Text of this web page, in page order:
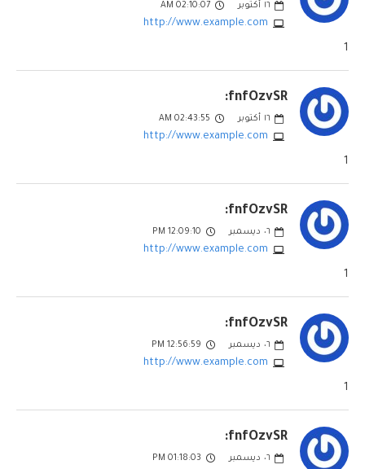
١٦ أكتوبر 02:10:07 AM
http://www.example.com
1
fnfOzvSR:
١٦ أكتوبر 02:43:55 AM
http://www.example.com
1
fnfOzvSR:
٠٦ ديسمبر 12:09:10 PM
http://www.example.com
1
fnfOzvSR:
٠٦ ديسمبر 12:56:59 PM
http://www.example.com
1
fnfOzvSR:
٠٦ ديسمبر 01:18:03 PM